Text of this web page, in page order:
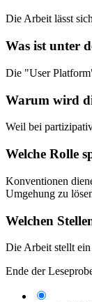
Die Arbeit lässt
Was ist unter
Die "User
Warum wird
Weil bei
Welche Rolle
Konventionen
Umgehung zu
Welchen
Die Arbeit stellt ein
Ende der